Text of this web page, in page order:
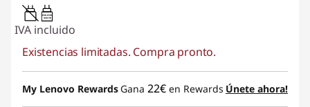
45W-65W
USB PD
IVA incluido
Existencias limitadas. Compra pronto.
My Lenovo Rewards Gana 22€ en Rewards Únete ahora!